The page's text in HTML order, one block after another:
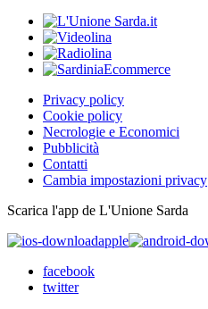
Privacy policy
Cookie policy
Necrologie e Economici
Pubblicità
Contatti
Cambia impostazioni privacy
Scarica l'app de L'Unione Sarda
apple
facebook
twitter